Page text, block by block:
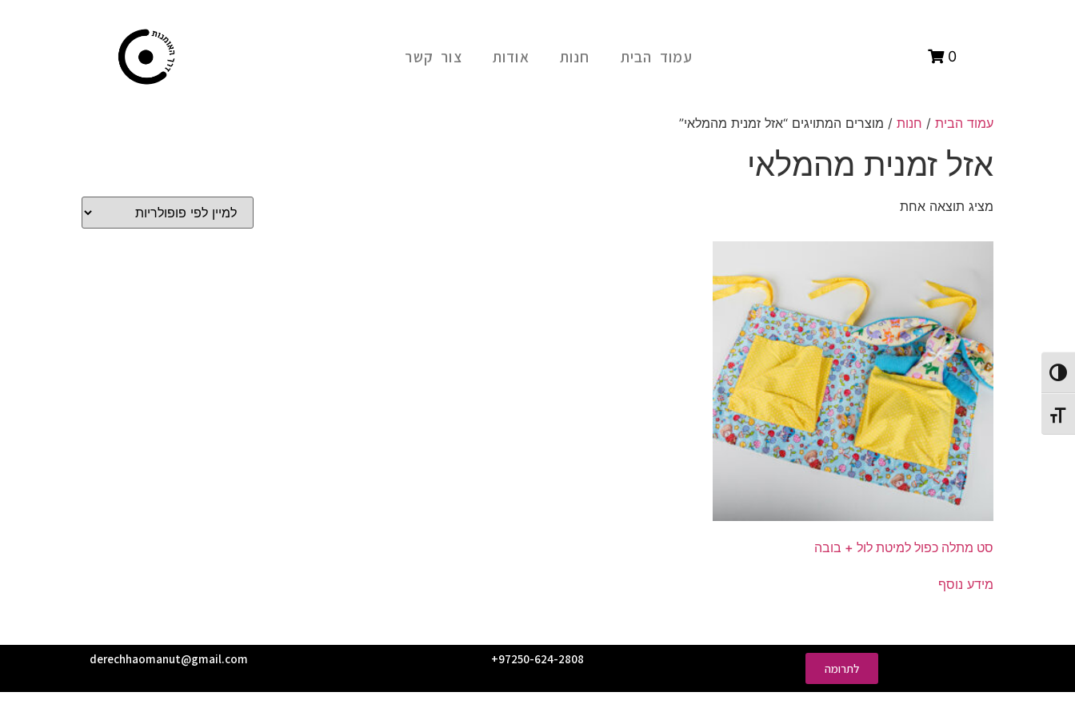
Toggle High Contrast
Toggle Font size
0 עמוד הבית חנות אודות צור קשר
עמוד הבית / חנות / מוצרים המתויגים “אזל זמנית מהמלאי”
אזל זמנית מהמלאי
מציג תוצאה אחת
סט מתלה כפול למיטת לול + בובה
מידע נוסף
לתרומה
97250-624-2808+
derechhaomanut@gmail.com